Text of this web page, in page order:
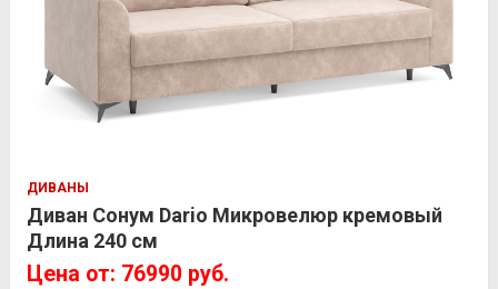
ДИВАНЫ
Диван Сонум Dario Микровелюр кремовый
Длина 240 см
Цена от: 76990 руб.